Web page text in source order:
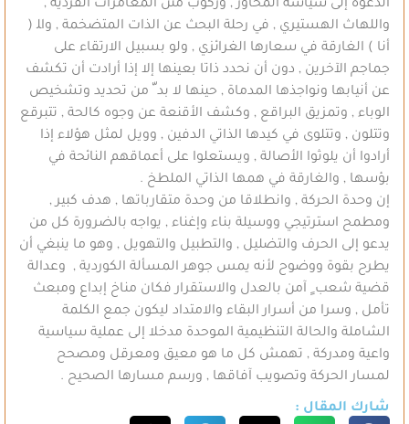
الدعوة إلى سياسة المحاور , وركوب متن المغامرات الفردية ,
واللهاث الهستيري , في رحلة البحث عن الذات المتضخمة , واﻠ (
أنا ) الغارقة في سعارها الغرائزي , ولو بسبيل الارتقاء على
جماجم الآخرين , دون أن نحدد ذاتا بعينها إلا إذا أرادت أن تكشف
عن أنيابها ونواجذها المدماة , حينها لا بد ّ من تحديد وتشخيص
الوباء , وتمزيق البراقع , وكشف الأقنعة عن وجوه كالحة , تتبرقع
وتتلون , وتتلوى في كيدها الذاتي الدفين , وويل لمثل هؤلاء إذا
أرادوا أن يلوثوا الأصالة , ويستعلوا على أعماقهم النائحة في
بؤسها , والغارقة في همها الذاتي الملطخ .
إن وحدة الحركة , وانطلاقا من وحدة متقارباتها , هدف كبير ,
ومطمح استرتيجي ووسيلة بناء وإغناء , يواجه بالضرورة كل من
يدعو إلى الحرف والتضليل , والتطبيل والتهويل , وهو ما ينبغي أن
يطرح بقوة ووضوح لأنه يمس جوهر المسألة الكوردية , وعدالة
قضية شعب ٍ آمن بالعدل والاستقرار فكان مناخ إبداع ومبعث
تأمل , وسرا من أسرار البقاء والامتداد ليكون جمع الكلمة
الشاملة والحالة التنظيمية الموحدة مدخلا إلى عملية سياسية
واعية ومدركة , تهمش كل ما هو معيق ومعرقل ومصحح
لمسار الحركة وتصويب آفاقها , ورسم مسارها الصحيح .
شارك المقال :